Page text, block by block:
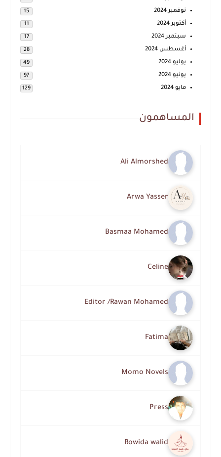
نوفمبر 2024 15
أكتوبر 2024 11
سبتمبر 2024 17
أغسطس 2024 28
يوليو 2024 49
يونيو 2024 97
مايو 2024 129
المساهمون
Ali Almorshed
Arwa Yasser
Basmaa Mohamed
Celine
Editor /Rawan Mohamed
Fatima
Momo Novels
Press
Rowida walid